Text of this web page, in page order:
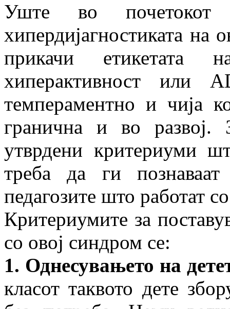
Уште во почетокот
хипердијагностиката
прикачи
хиперактивност или
темпераментно и чија
гранична и во развој.
утврдени критериуми
треба да ги
педагозите што работат
Критериумите за
со овој синдром се:
1. Однесувањето на
класот таквото дете